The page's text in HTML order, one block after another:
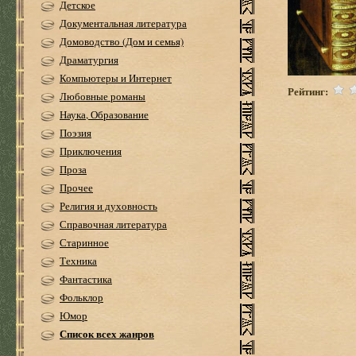
Детское
Документальная литература
Домоводство (Дом и семья)
Драматургия
Компьютеры и Интернет
Любовные романы
Наука, Образование
Поэзия
Приключения
Проза
Прочее
Религия и духовность
Справочная литература
Старинное
Техника
Фантастика
Фольклор
Юмор
Список всех жанров
Рейтинг: